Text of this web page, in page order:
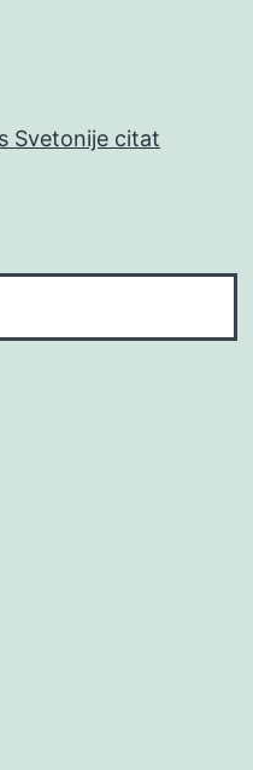
Svetonije citat